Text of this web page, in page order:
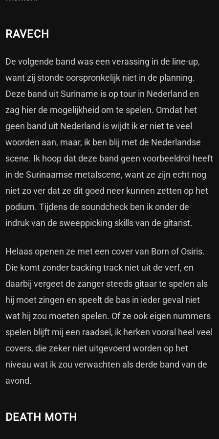
RAVECH
De volgende band was een verassing in de line-up,
want zij stonde oorspronkelijk niet in de planning.
Deze band uit Suriname is op tour in Nederland en
zag hier de mogelijkheid om te spelen. Omdat het
geen band uit Nederland is wijdt ik er niet te veel
woorden aan, maar, ik ben blij met de Nederlandse
scene. Ik hoop dat deze band geen voorbeeldrol heeft
in de Surinaamse metalscene, want ze zijn echt nog
niet zo ver dat ze dit goed neer kunnen zetten op het
podium. Tijdens de soundcheck ben ik onder de
indruk van de sweeppicking skills van de gitarist.
Helaas openen ze met een cover van Born of Osiris.
Die komt zonder backing track niet uit de verf, en
daarbij vergeet de zanger steeds gitaar te spelen als
hij moet zingen en speelt de bas in ieder geval niet
wat hij zou moeten spelen. Of ze ook eigen nummers
spelen blijft mij een raadsel, ik herken vooral heel veel
covers, die zeker niet uitgevoerd worden op het
niveau wat ik zou verwachten als derde band van de
avond.
DEATH MOTH